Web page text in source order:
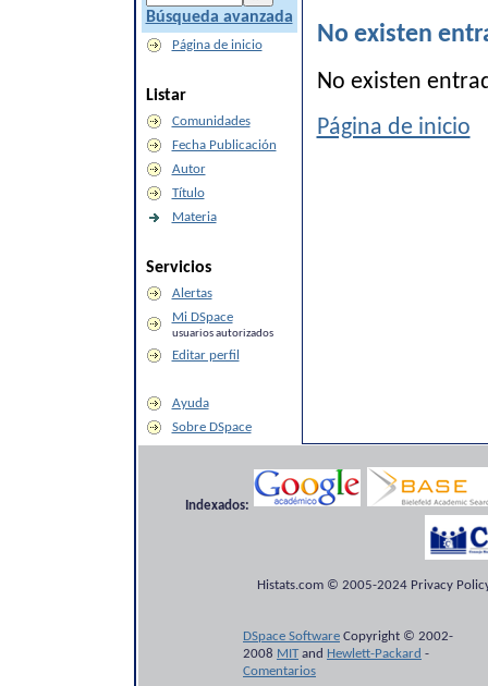
Búsqueda avanzada
Página de inicio
Listar
Comunidades
Fecha Publicación
Autor
Título
Materia
Servicios
Alertas
Mi DSpace
usuarios autorizados
Editar perfil
Ayuda
Sobre DSpace
No existen
No existen
Página de inicio
Indexados:
Histats.com © 2005-2024 Privacy
DSpace Software Copyright © 2002-
2008 MITand Hewlett-Packard -
Comentarios